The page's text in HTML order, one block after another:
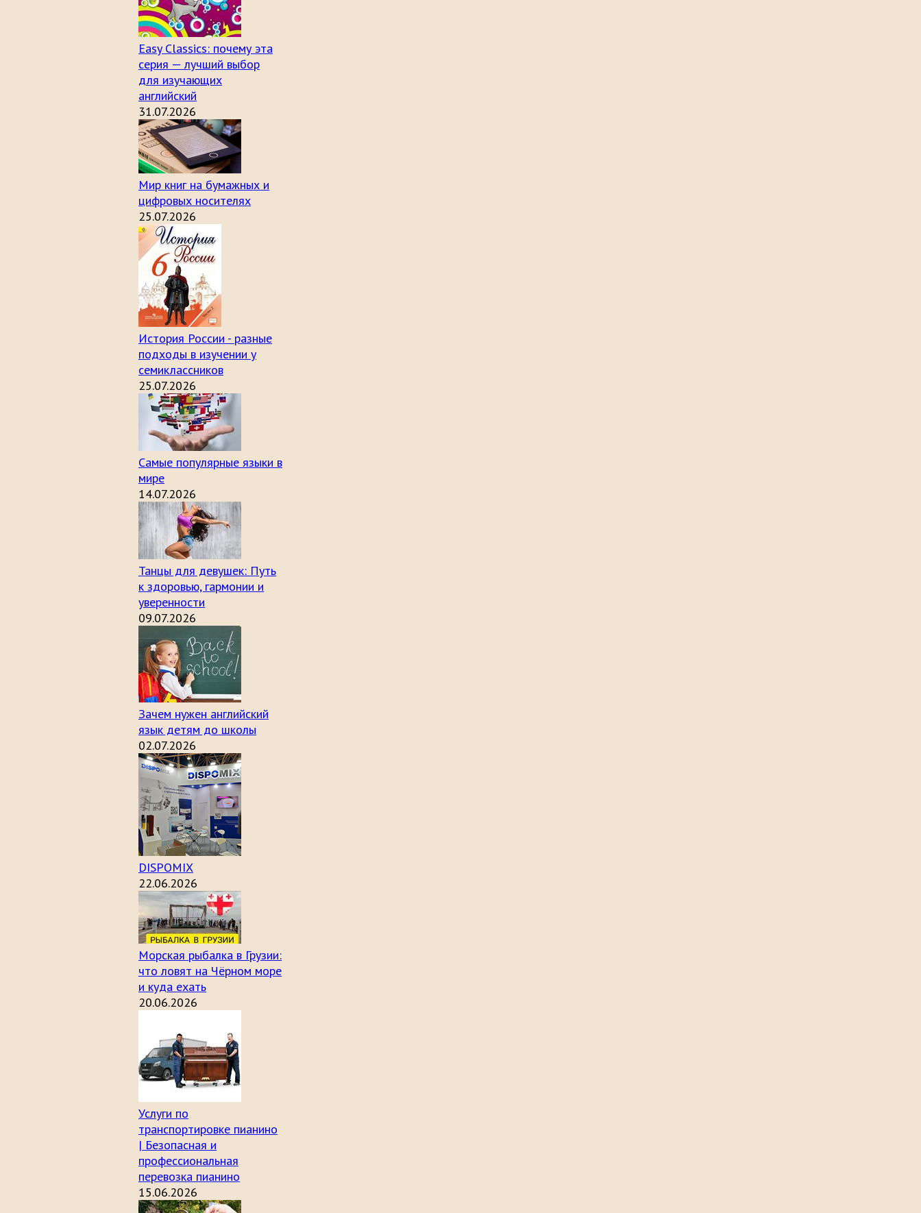
Easy Classics: почему эта
серия — лучший выбор
для изучающих
английский
31.07.2026
Мир книг на бумажных и
цифровых носителях
25.07.2026
История России - разные
подходы в изучении у
семиклассников
25.07.2026
Самые популярные языки в
мире
14.07.2026
Танцы для девушек: Путь
к здоровью, гармонии и
уверенности
09.07.2026
Зачем нужен английский
язык детям до школы
02.07.2026
DISPOMIX
22.06.2026
Морская рыбалка в Грузии:
что ловят на Чёрном море
и куда ехать
20.06.2026
Услуги по
транспортировке пианино
| Безопасная и
профессиональная
перевозка пианино
15.06.2026